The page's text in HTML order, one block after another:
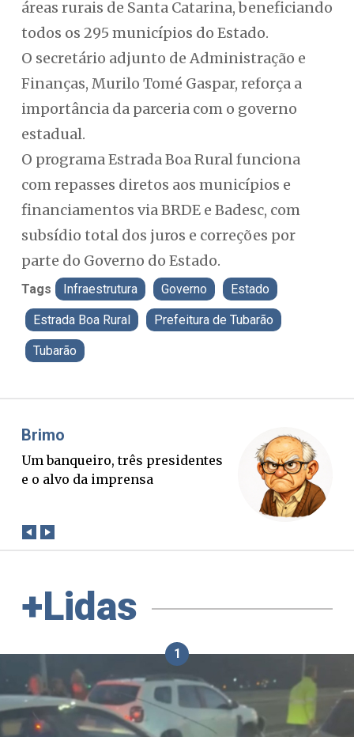
áreas rurais de Santa Catarina, beneficiando
todos os 295 municípios do Estado.
O secretário adjunto de Administração e
Finanças, Murilo Tomé Gaspar, reforça a
importância da parceria com o governo
estadual.
O programa Estrada Boa Rural funciona
com repasses diretos aos municípios e
financiamentos via BRDE e Badesc, com
subsídio total dos juros e correções por
parte do Governo do Estado.
Tags Infraestrutura Governo Estado
Estrada Boa Rural Prefeitura de Tubarão
Tubarão
Misael Elias
O Boato corre mais rápido que a
verdade. Mas quem paga a
+Lidas
1